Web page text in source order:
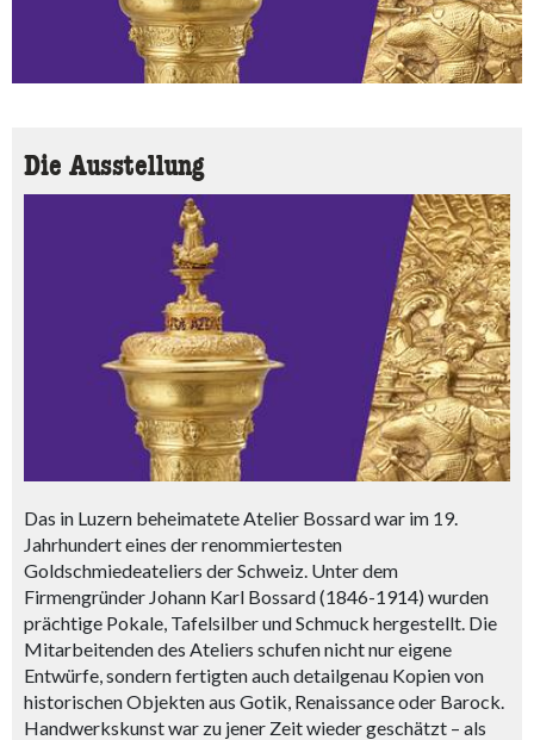
Die Ausstellung
Das in Luzern beheimatete Atelier Bossard war im 19.
Jahrhundert eines der renommiertesten
Goldschmiedeateliers der Schweiz. Unter dem
Firmengründer Johann Karl Bossard (1846-1914) wurden
prächtige Pokale, Tafelsilber und Schmuck hergestellt. Die
Mitarbeitenden des Ateliers schufen nicht nur eigene
Entwürfe, sondern fertigten auch detailgenau Kopien von
historischen Objekten aus Gotik, Renaissance oder Barock.
Handwerkskunst war zu jener Zeit wieder geschätzt – als